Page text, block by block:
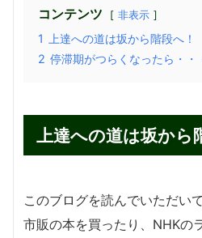
コンテンツ 非表示
1
上達への道は坂から階段へ！
2 停滞期がつらくなったら・・
上達への道は坂から
このブログを読んでいただい
市販の本を買ったり、NHKの